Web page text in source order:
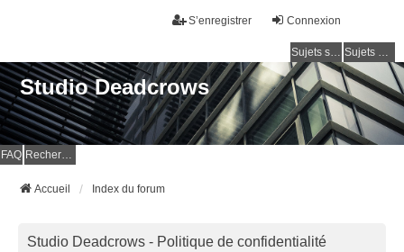
Connexion
S’enregistrer
Sujets sans réponse Sujets actifs
Studio Deadcrows
FAQ Rechercher
Accueil Index du forum
Studio Deadcrows - Politique de confidentialité